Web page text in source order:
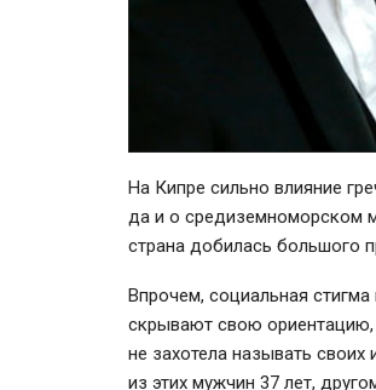
На Кипре сильно влияние
да и о средиземноморском
страна добилась большого
Впрочем, социальная
скрывают свою ориентацию,
не захотела называть
из этих мужчин 37 лет,